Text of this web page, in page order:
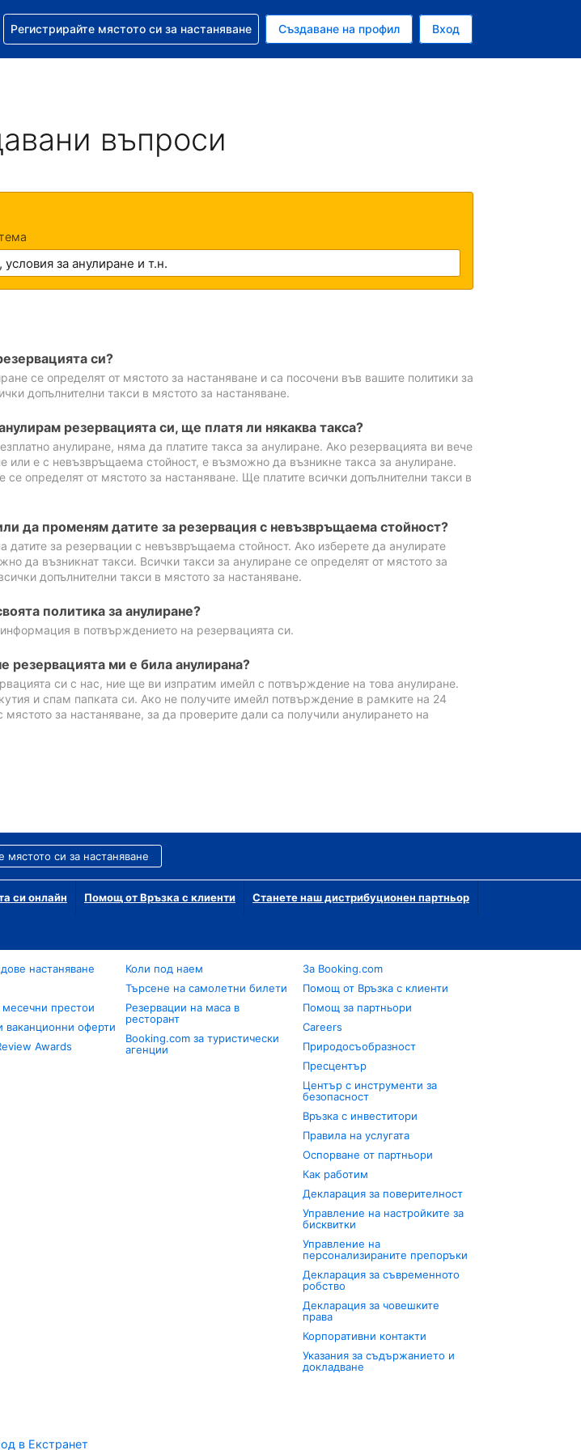
валута - Американски долар
Избран език - Български
с резервацията ви
Регистрирайте мястото си за настаняване Създаване на профил Вход
въпроси
си?
се определят от мястото за настаняване и са посочени във вашите политики за
допълнителни такси в мястото за настаняване.
резервацията си, ще платя ли някаква такса?
анулиране, няма да платите такса за анулиране. Ако резервацията ви вече
или е с невъзвръщаема стойност, е възможно да възникне такса за анулиране.
се определят от мястото за настаняване. Ще платите всички допълнителни такси в
да променям датите за резервация с невъзвръщаема стойност?
за резервации с невъзвръщаема стойност. Ако изберете да анулирате
да възникнат такси. Всички такси за анулиране се определят от мястото за
допълнителни такси в мястото за настаняване.
политика за анулиране?
в потвърждението на резервацията си.
резервацията ми е била анулирана?
си с нас, ние ще ви изпратим имейл с потвърждение на това анулиране.
и спам папката си. Ако не получите имейл потвърждение в рамките на 24
за настаняване, за да проверите дали са получили анулирането на
мястото си за настаняване
си онлайн Помощ от Връзка с клиенти Станете наш дистрибуционен партньор
настаняване
престои
ваканционни оферти
Awards
Коли под наем
Търсене на самолетни билети
Резервации на маса в
ресторант
Booking.com за туристически
агенции
За Booking.com
Помощ от Връзка с клиенти
Помощ за партньори
Careers
Природосъобразност
Пресцентър
Център с инструменти за
безопасност
Връзка с инвеститори
Правила на услугата
Оспорване от партньори
Как работим
Декларация за поверителност
Управление на настройките за
бисквитки
Управление на
персонализираните препоръки
Декларация за съвременното
робство
Декларация за човешките
права
Корпоративни контакти
Указания за съдържанието и
докладване
в Екстранет